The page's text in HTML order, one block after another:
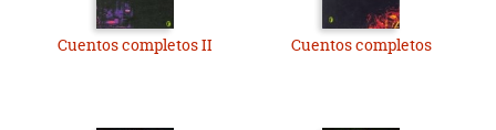
Cuentos completos II Cuentos completos